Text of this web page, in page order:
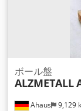
Ahaus 9,129
ボール盤
ALZMETALL